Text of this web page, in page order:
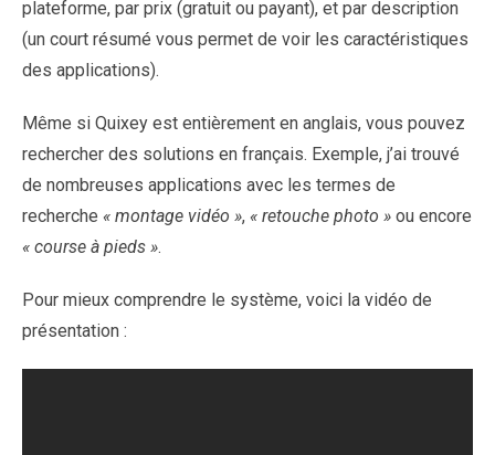
plateforme, par prix (gratuit ou payant), et par description
(un court résumé vous permet de voir les caractéristiques
des applications).
Même si Quixey est entièrement en anglais, vous pouvez
rechercher des solutions en français. Exemple, j’ai trouvé
de nombreuses applications avec les termes de
recherche « montage vidéo », « retouche photo » ou encore
« course à pieds ».
Pour mieux comprendre le système, voici la vidéo de
présentation :